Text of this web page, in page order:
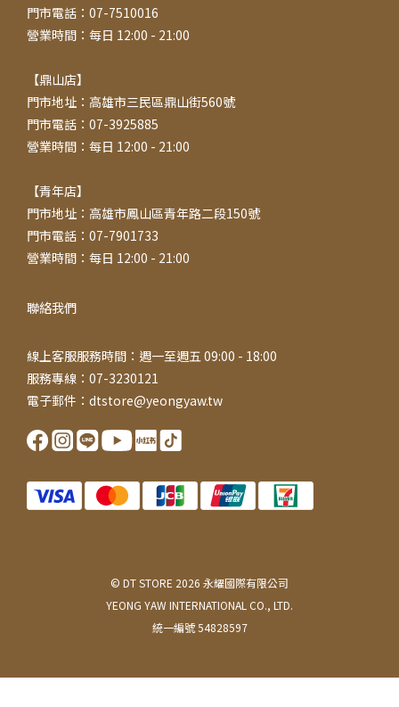
門市電話：07-7510016
營業時間：每日 12:00 - 21:00
【鼎山店】
門市地址：高雄市三民區鼎山街560號
門市電話：07-3925885
營業時間：每日 12:00 - 21:00
【青年店】
門市地址：高雄市鳳山區青年路二段150號
門市電話：07-7901733
營業時間：每日 12:00 - 21:00
聯絡我們
線上客服服務時間：週一至週五 09:00 - 18:00
服務專線：07-3230121
電子郵件：dtstore@yeongyaw.tw
© DT STORE 2026 永耀國際有限公司
YEONG YAW INTERNATIONAL CO., LTD.
統一編號 54828597